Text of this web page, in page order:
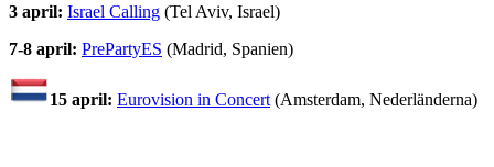
3 april: Israel Calling (Tel Aviv, Israel)
7-8 april: PrePartyES (Madrid, Spanien)
15 april: Eurovision in Concert (Amsterdam, Nederländerna)